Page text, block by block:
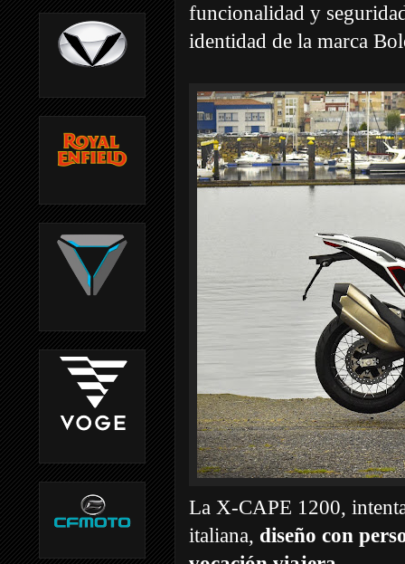
funcionalidad y
identidad de la marca
La X-CAPE 1200,
italiana, diseño con